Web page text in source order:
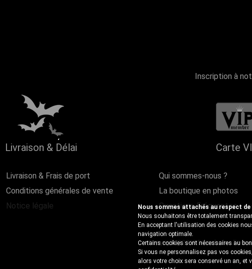
Inscription à
Livraison & Délai Carte
Livraison & Frais de port
Conditions générales de vente
Notice légale
Qui sommes-nous ?
La boutique en photos
Questions Fréquentes
Copyright@2018 Discobole - Tous
Nous sommes attachés au respect de
Nous souhaitons être totalement
En acceptant l'utilisation des cookies
navigation optimale.
Certains cookies sont nécessaires au
Si vous ne personnalisez pas vos
alors votre choix sera conservé un an, et